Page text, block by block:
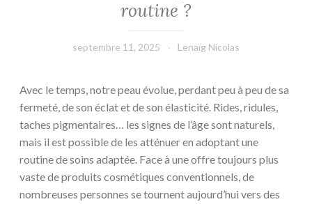
routine ?
septembre 11, 2025 Lenaïg Nicolas
Avec le temps, notre peau évolue, perdant peu à peu de sa
fermeté, de son éclat et de son élasticité. Rides, ridules,
taches pigmentaires… les signes de l’âge sont naturels,
mais il est possible de les atténuer en adoptant une
routine de soins adaptée. Face à une offre toujours plus
vaste de produits cosmétiques conventionnels, de
nombreuses personnes se tournent aujourd’hui vers des